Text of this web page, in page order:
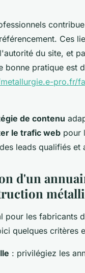
Ces
du site, et
bonne pratique est
pro.fr/
de contenu
le trafic web pour
leads qualifiés
d'un
pour les fabricants
quelques critères
: privilégiez les